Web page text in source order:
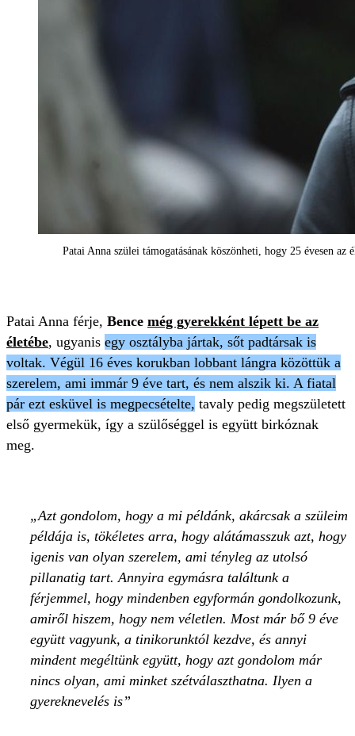
Patai Anna szülei támogatásának köszönheti, hogy 25 évesen
Patai Anna férje, Bence még gyerekként lépett be az
életébe, ugyanis egy osztályba jártak, sőt padtársak is
voltak. Végül 16 éves korukban lobbant lángra közöttük a
szerelem, ami immár 9 éve tart, és nem alszik ki. A fiatal
pár ezt esküvel is megpecsételte, tavaly pedig megszületett
első gyermekük, így a szülőséggel is együtt birkóznak
meg.
Azt gondolom, hogy a mi példánk, akárcsak a szüleim
példája is, tökéletes arra, hogy alátámasszuk azt, hogy
igenis van olyan szerelem, ami tényleg az utolsó
pillanatig tart. Annyira egymásra találtunk a
férjemmel, hogy mindenben egyformán gondolkozunk,
amiről hiszem, hogy nem véletlen. Most már bő 9 éve
együtt vagyunk, a tinikorunktól kezdve, és annyi
mindent megéltünk együtt, hogy azt gondolom már
nincs olyan, ami minket szétválaszthatna. Ilyen a
gyereknevelés is